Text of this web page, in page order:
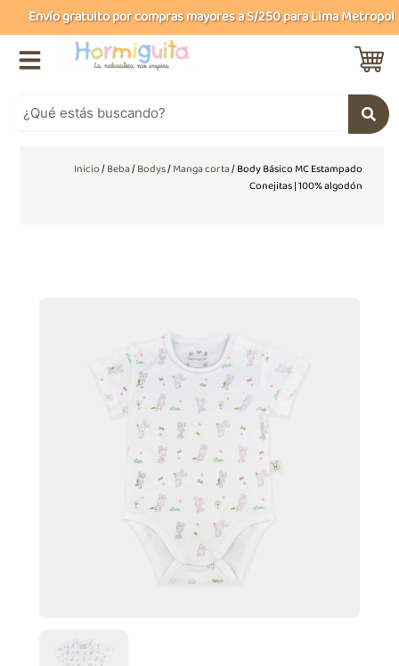
al
contenido
Envío gratuito por compras mayores a S/250 para Lima
Inicio/Beba/Bodys/Manga corta/ Body Básico MC Estampado
Conejitas | 100% algodón